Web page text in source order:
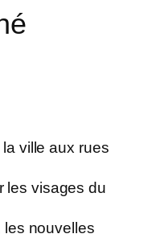
ville aux rues
les visages du
les nouvelles